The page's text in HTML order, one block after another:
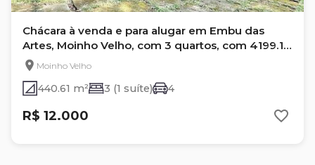
Chácara à venda e para alugar em Embu das
Artes, Moinho Velho, com 3 quartos, com 4199.16
m²Moinho Velho
440.61 m² 3 (1 suíte) 4
R$ 12.000